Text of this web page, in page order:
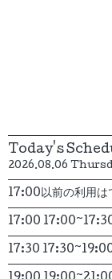
Today's
2026.08.06
17:00以前の利用は
17:00
17:30